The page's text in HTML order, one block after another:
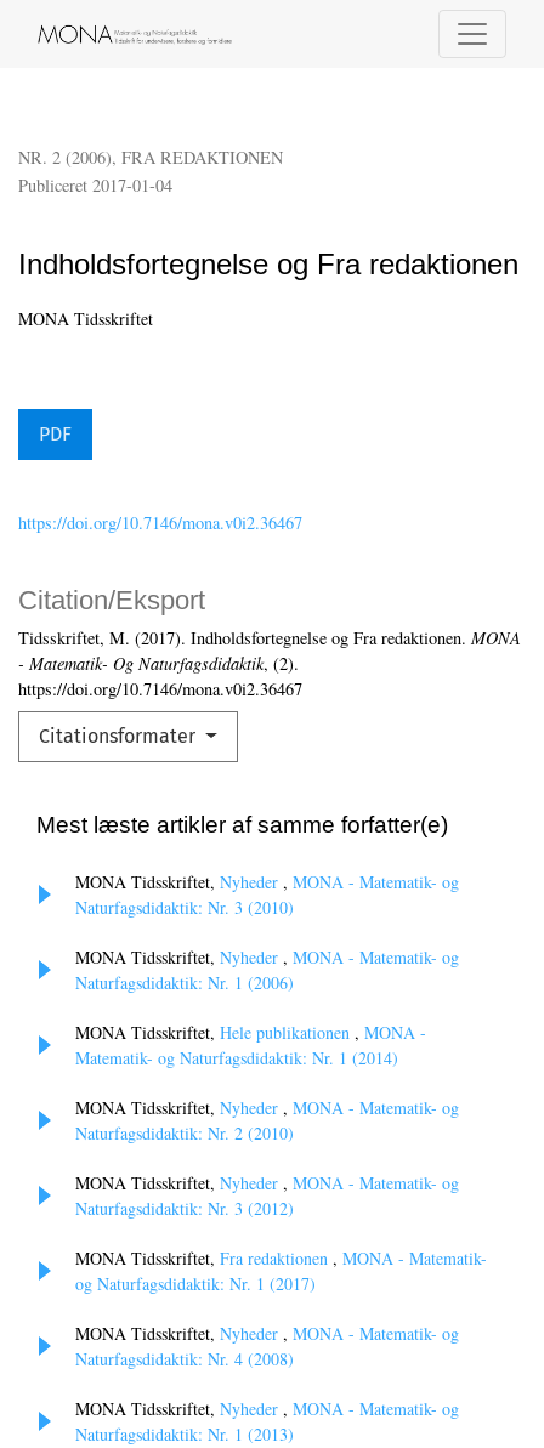
NR. 2 (2006), FRA REDAKTIONEN
Indholdsfortegnelse og Fra redaktionen
Publiceret 2017-01-04
MONA Tidsskriftet
PDF
Citation/Eksport
Tidsskriftet, M. (2017). Indholdsfortegnelse og Fra redaktionen. MONA
- Matematik- Og Naturfagsdidaktik, (2).
https://doi.org/10.7146/mona.v0i2.36467
Citationsformater
https://doi.org/10.7146/mona.v0i2.36467
Mest læste artikler af samme forfatter(e)
MONA Tidsskriftet, Nyheder , MONA - Matematik- og
Naturfagsdidaktik: Nr. 3 (2010)
MONA Tidsskriftet, Nyheder , MONA - Matematik- og
Naturfagsdidaktik: Nr. 1 (2006)
MONA Tidsskriftet, Hele publikationen , MONA -
Matematik- og Naturfagsdidaktik: Nr. 1 (2014)
MONA Tidsskriftet, Nyheder , MONA - Matematik- og
Naturfagsdidaktik: Nr. 2 (2010)
MONA Tidsskriftet, Nyheder , MONA - Matematik- og
Naturfagsdidaktik: Nr. 3 (2012)
MONA Tidsskriftet, Fra redaktionen , MONA - Matematik-
og Naturfagsdidaktik: Nr. 1 (2017)
MONA Tidsskriftet, Nyheder , MONA - Matematik- og
Naturfagsdidaktik: Nr. 4 (2008)
MONA Tidsskriftet, Nyheder , MONA - Matematik- og
Naturfagsdidaktik: Nr. 1 (2013)